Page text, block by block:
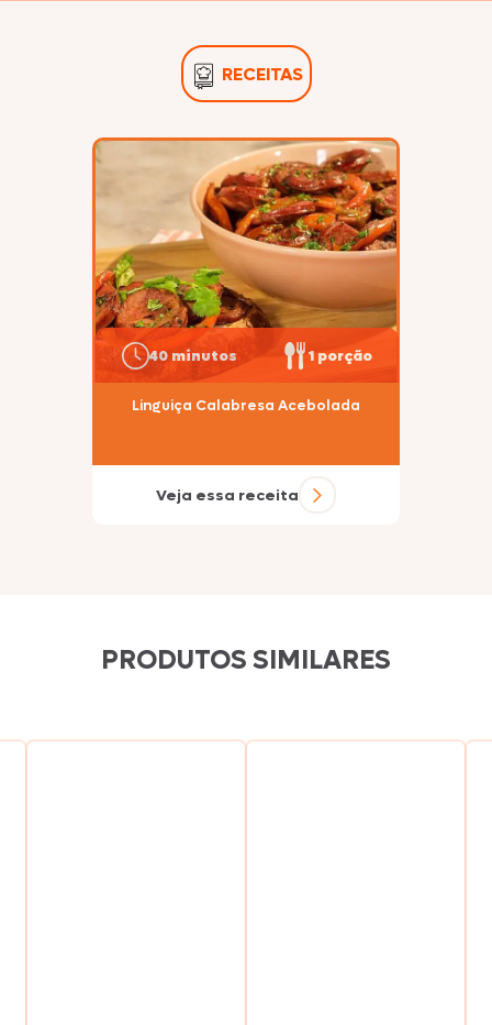
RECEITAS
40 minutos 1 porção
Linguiça Calabresa Acebolada
Veja essa receita
PRODUTOS SIMILARES